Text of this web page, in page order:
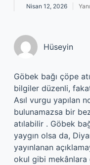
Nisan 12, 2026
Hüseyin
Göbek bağı çöpe
bilgiler düzenli,
Asıl vurgu yapılan
bulunamazsa bir
atılabilir . Göbek
yaygın olsa da,
yayınlanan
okul gibi mekânlara